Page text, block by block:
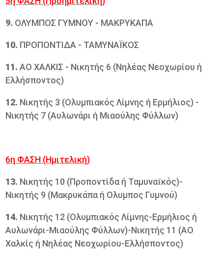
9. ΟΛΥΜΠΟΣ ΓΥΜΝΟΥ - ΜΑΚΡΥΚΑΠΑ
10. ΠΡΟΠΟΝΤΙΔΑ - ΤΑΜΥΝΑΪΚΟΣ
11. ΑΟ ΧΑΛΚΙΣ - Νικητής 6 (Νηλέας Νεοχωρίου ή
Ελλήσποντος)
12. Νικητής 3 (Ολυμπιακός Λίμνης ή Ερμήλιος) -
Νικητής 7 (Αυλωνάρι ή Μιαούλης Φύλλων)
6η ΦΑΣΗ (Ημιτελική)
13. Νικητής 10 (Προποντίδα ή Ταμυναϊκός)-
Νικητής 9 (Μακρυκάπα ή Ολυμπος Γυμνού)
14. Νικητής 12 (Ολυμπιακός Λίμνης-Ερμήλιος ή
Αυλωνάρι-Μιαούλης Φύλλων)-Νικητής 11 (ΑΟ
Χαλκίς ή Νηλέας Νεοχωρίου-Ελλήσποντος)